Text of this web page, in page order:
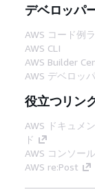
デベロッパ
AWS コード例
AWS CLI
AWS Builder
AWS デベロッ
役立つリン
AWS ドキュメ
ド
AWS コンソー
AWS re:Post